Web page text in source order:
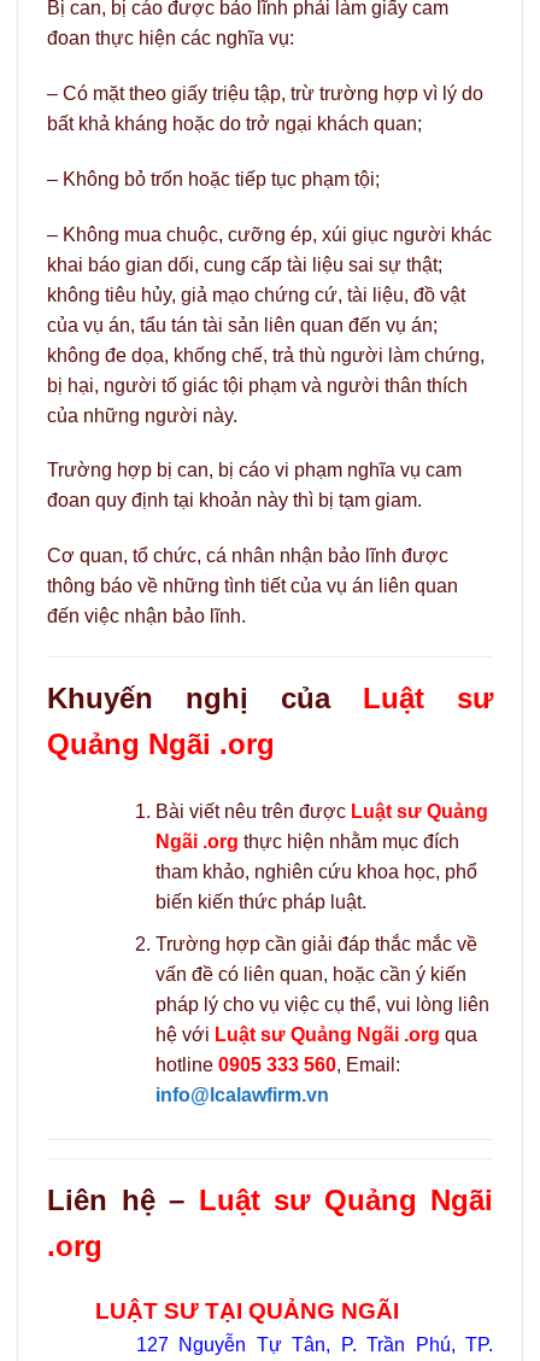
Bị can, bị cáo được bảo lĩnh phải làm giấy cam
đoan thực hiện các nghĩa vụ:
– Có mặt theo giấy triệu tập, trừ trường hợp vì lý do
bất khả kháng hoặc do trở ngại khách quan;
– Không bỏ trốn hoặc tiếp tục phạm tội;
– Không mua chuộc, cưỡng ép, xúi giục người khác
khai báo gian dối, cung cấp tài liệu sai sự thật;
không tiêu hủy, giả mạo chứng cứ, tài liệu, đồ vật
của vụ án, tẩu tán tài sản liên quan đến vụ án;
không đe dọa, khống chế, trả thù người làm chứng,
bị hại, người tố giác tội phạm và người thân thích
của những người này.
Trường hợp bị can, bị cáo vi phạm nghĩa vụ cam
đoan quy định tại khoản này thì bị tạm giam.
Cơ quan, tổ chức, cá nhân nhận bảo lĩnh được
thông báo về những tình tiết của vụ án liên quan
đến việc nhận bảo lĩnh.
Khuyến nghị của Luật sư
Quảng Ngãi .org
Bài viết nêu trên được Luật sư Quảng
Ngãi .org thực hiện nhằm mục đích
tham khảo, nghiên cứu khoa học, phổ
biến kiến thức pháp luật.
Trường hợp cần giải đáp thắc mắc về
vấn đề có liên quan, hoặc cần ý kiến
pháp lý cho vụ việc cụ thể, vui lòng liên
hệ với Luật sư Quảng Ngãi .org qua
hotline 0905 333 560, Email:
info@lcalawfirm.vn
Liên hệ – Luật sư Quảng Ngãi
.org
LUẬT SƯ TẠI QUẢNG NGÃI
127 Nguyễn Tự Tân, P. Trần Phú, TP.